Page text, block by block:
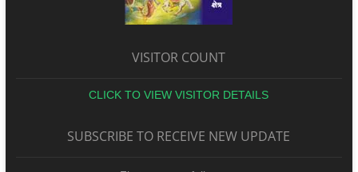
VISITOR COUNT
CLICK TO VIEW VISITOR DETAILS
SUBSCRIBE TO RECEIVE NEW UPDATE